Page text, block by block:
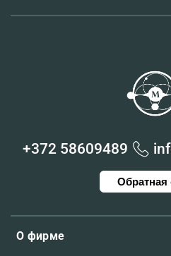
О фирме
+372 58609489
Обратная